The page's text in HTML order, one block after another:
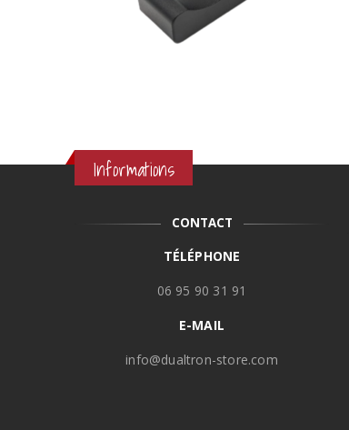
Informations
CONTACT
TÉLÉPHONE
06 95 90 31 91
E-MAIL
info@dualtron-store.com